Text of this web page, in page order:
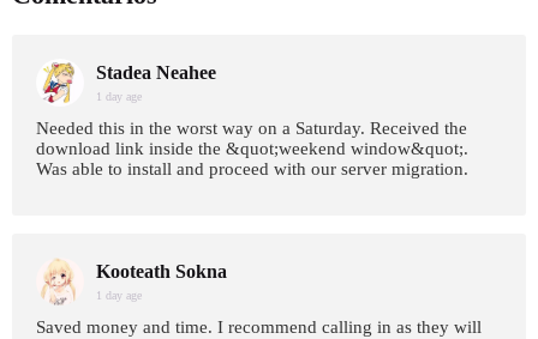
Stadea Neahee
1 day age
Needed this in the worst way on a Saturday. Received the
download link inside the &quot;weekend window&quot;.
Was able to install and proceed with our server migration.
Kooteath Sokna
1 day age
Saved money and time. I recommend calling in as they will